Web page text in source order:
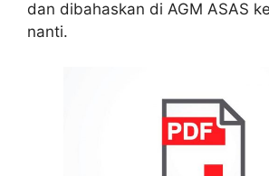
dan dibahaskan di AGM ASAS
nanti.